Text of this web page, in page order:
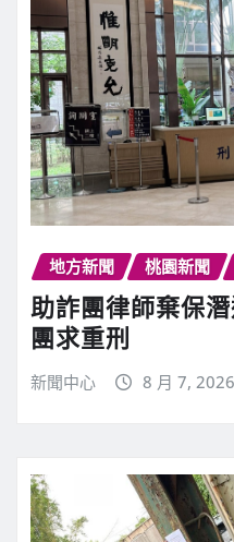
地方新聞 桃園新聞
助詐團律師棄保
團求重刑
新聞中心 8 月 7, 2026